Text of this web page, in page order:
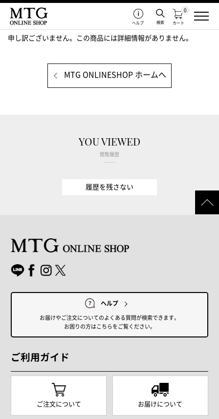
カート
0
検索
ヘルプ
申し訳ございません。この商品には詳細情報がありません。
MTG ONLINESHOP ホームへ
YOU VIEWED
閲覧履歴
履歴を残さない
ヘルプ
お届けやご注文についてのよくある質問が検索できます。
お困りの方はこちらをご覧ください。
ご利用ガイド
ご注文について お届けについて